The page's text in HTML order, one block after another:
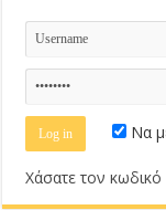
Να
Χάσατε τον κωδικό